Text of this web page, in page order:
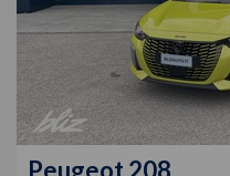
Peugeot 208